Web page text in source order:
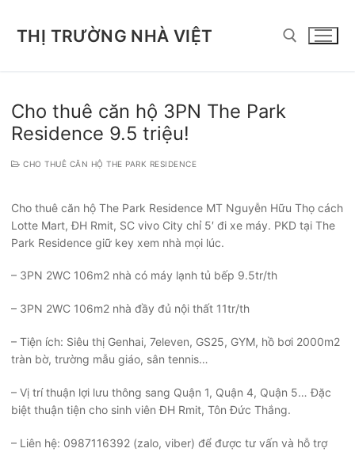
THỊ TRƯỜNG NHÀ VIỆT
Cho thuê căn hộ 3PN The Park
Residence 9.5 triệu!
CHO THUÊ CĂN HỘ THE PARK RESIDENCE
Cho thuê căn hộ The Park Residence MT Nguyễn Hữu Thọ cách
Lotte Mart, ĐH Rmit, SC vivo City chỉ 5′ đi xe máy. PKD tại The
Park Residence giữ key xem nhà mọi lúc.
– 3PN 2WC 106m2 nhà có máy lạnh tủ bếp 9.5tr/th
– 3PN 2WC 106m2 nhà đầy đủ nội thất 11tr/th
– Tiện ích: Siêu thị Genhai, 7eleven, GS25, GYM, hồ bơi 2000m2
tràn bờ, trường mẫu giáo, sân tennis…
– Vị trí thuận lợi lưu thông sang Quận 1, Quận 4, Quận 5… Đặc
biệt thuận tiện cho sinh viên ĐH Rmit, Tôn Đức Thắng.
– Liên hệ: 0987116392 (zalo, viber) để được tư vấn và hỗ trợ